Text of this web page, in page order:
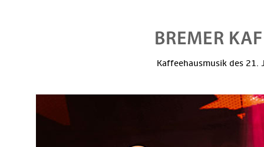
Kaffeehausmusik des 21.